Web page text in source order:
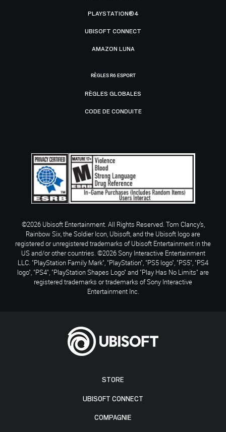
STORE
UBISOFT CONNECT
COMPAGNIE
PLAYSTATION®4
UBISOFT CONNECT
AMAZON LUNA
RÈGLES R6 ESPORT
RÈGLES GLOBALES
CODE DE CONDUITE
©2026 Ubisoft Entertainment. All Rights Reserved. Tom Clancy’s,
Rainbow Six, the Soldier Icon, Ubisoft, and the Ubisoft logo are
registered or unregistered trademarks of Ubisoft Entertainment in the
US and/or other countries. ©2026 Sony Interactive Entertainment
LLC. "PlayStation Family Mark", "PlayStation", "PS5 logo", "PS5", "PS4
logo", "PS4", "PlayStation Shapes Logo" and "Play Has No Limits" are
registered trademarks or trademarks of Sony Interactive
Entertainment Inc.